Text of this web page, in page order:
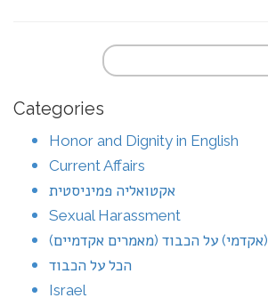
Categories
Honor and Dignity in English
Current Affairs
אקטואליה פמיניסטית
Sexual Harassment
על הכבוד (מאמרים אקדמיים)
הכל על הכבוד
Israel